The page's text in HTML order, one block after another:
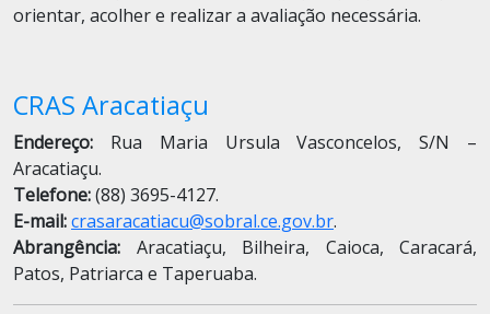
orientar, acolher e realizar a avaliação necessária.
CRAS Aracatiaçu
Endereço: Rua Maria Ursula Vasconcelos, S/N –
Aracatiaçu.
Telefone:(88) 3695-4127.
E-mail:crasaracatiacu@sobral.ce.gov.br.
Abrangência: Aracatiaçu, Bilheira, Caioca, Caracará,
Patos, Patriarca e Taperuaba.